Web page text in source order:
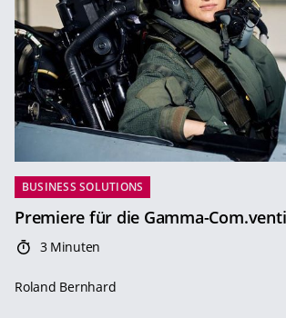
BUSINESS SOLUTIONS
Premiere für die Gamma-
3 Minuten
Roland Bernhard